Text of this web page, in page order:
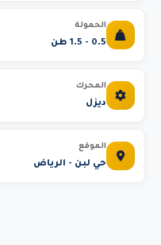
الحمولة
0.5 - 1.5 طن
المحرك
ديزل
الموقع
حي لبن - الرياض